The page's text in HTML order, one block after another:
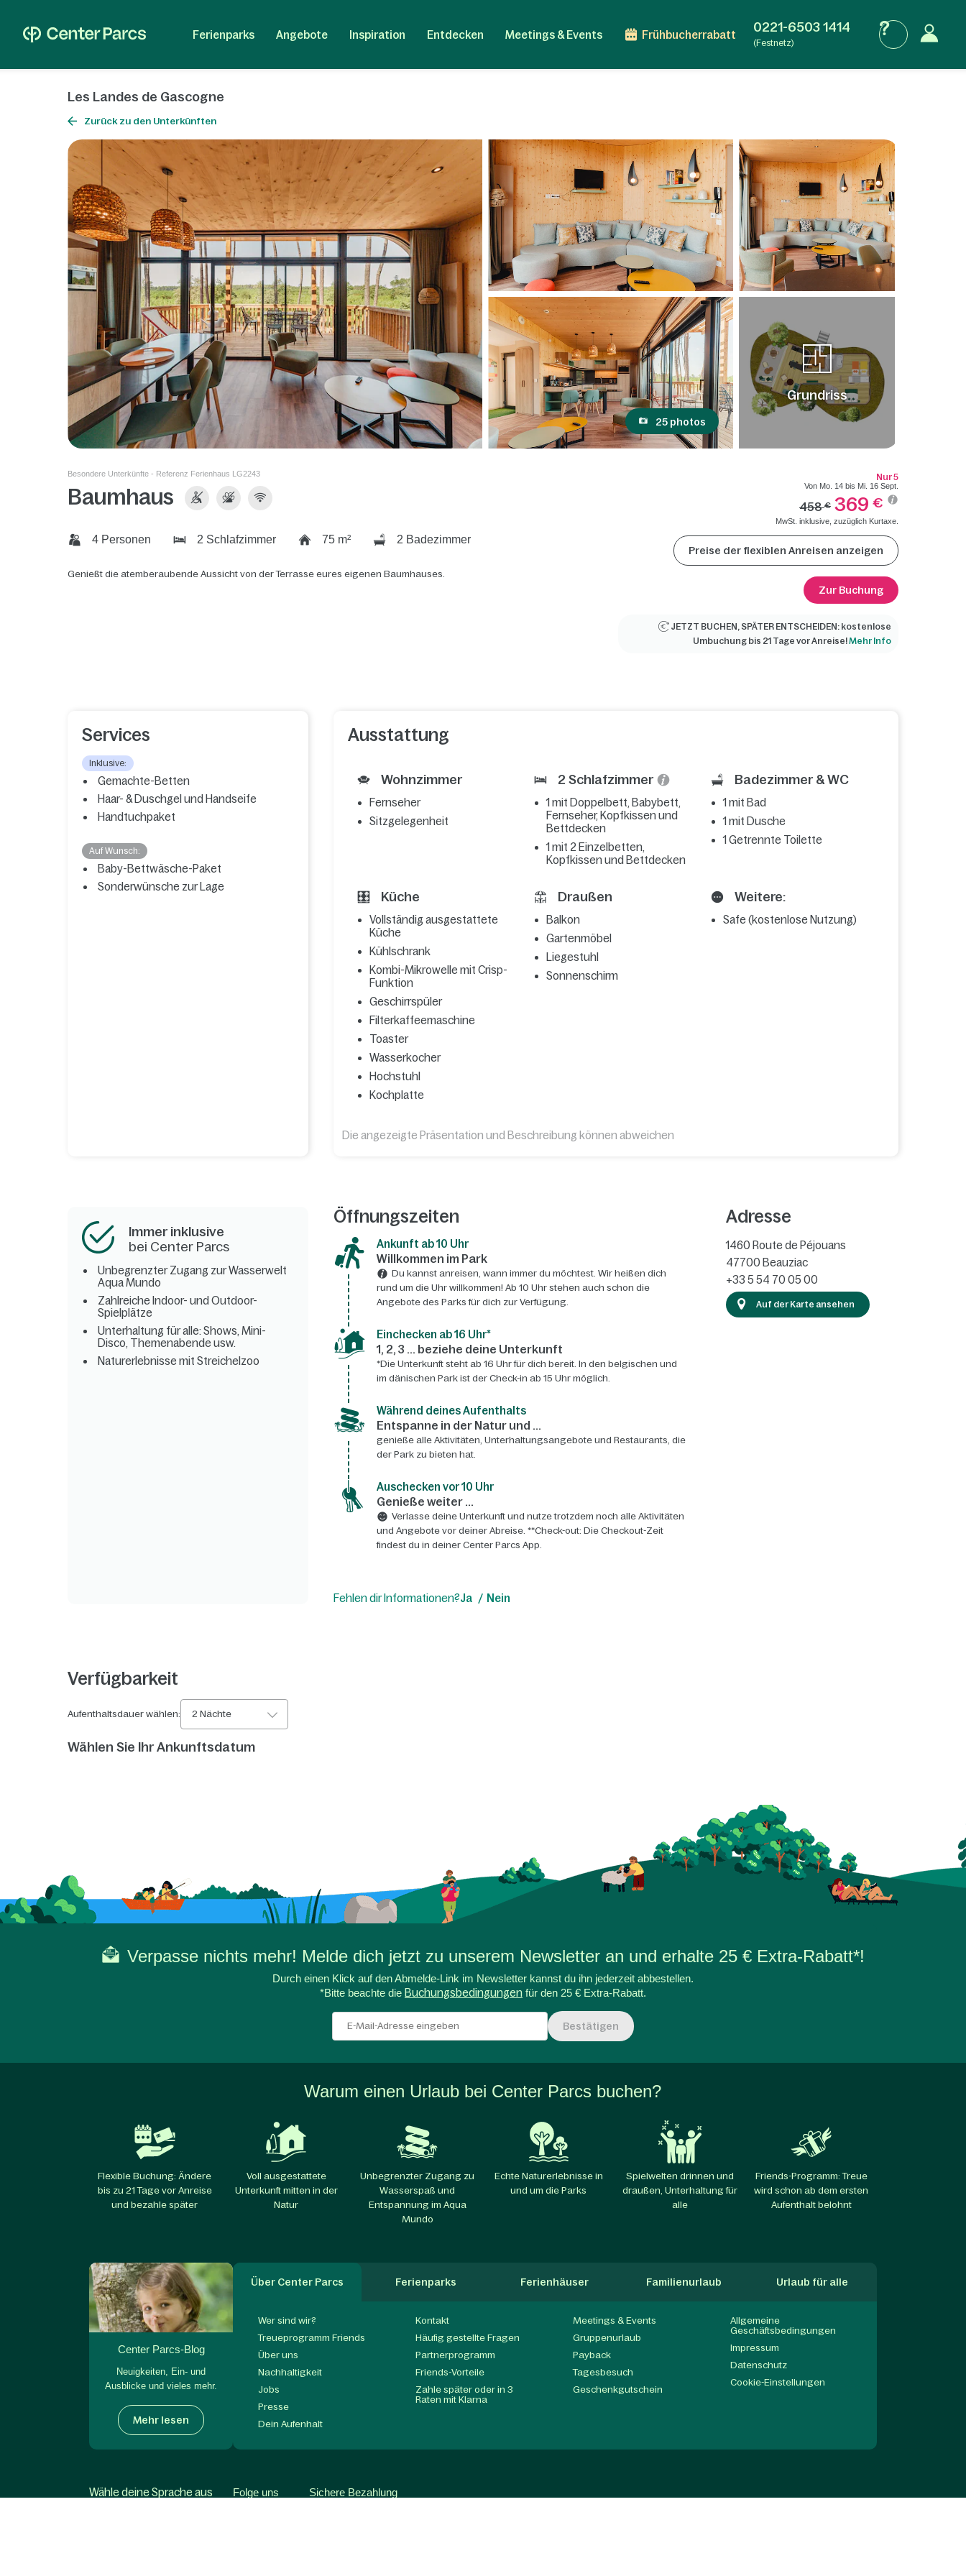
Ferienparks Angebote Inspiration Entdecken Meetings & Events Frühbucherrabatt 0221-6503 1414
(Festnetz)
Les Landes de Gascogne
Zurück zu den Unterkünften
25 photos
Grundriss
Besondere Unterkünfte - Referenz Ferienhaus LG2243
Baumhaus
4 Personen 2 Schlafzimmer 75 m² 2 Badezimmer
Genießt die atemberaubende Aussicht von der Terrasse eures eigenen Baumhauses.
Nur 5
Von Mo. 14 bis Mi. 16 Sept.
458€ 369 €
MwSt. inklusive, zuzüglich Kurtaxe.
Preise der flexiblen Anreisen anzeigen
Zur Buchung
JETZT BUCHEN, SPÄTER ENTSCHEIDEN: kostenlose
Umbuchung bis 21 Tage vor Anreise!Mehr Info
Services
Inklusive:
Gemachte-Betten
Haar- & Duschgel und Handseife
Handtuchpaket
Auf Wunsch:
Baby-Bettwäsche-Paket
Sonderwünsche zur Lage
Ausstattung
Wohnzimmer
Fernseher
Sitzgelegenheit
2 Schlafzimmer
1 mit Doppelbett, Babybett,
Fernseher, Kopfkissen und
Bettdecken
1 mit 2 Einzelbetten,
Kopfkissen und Bettdecken
Badezimmer & WC
1 mit Bad
1 mit Dusche
1 Getrennte Toilette
Küche
Vollständig ausgestattete
Küche
Kühlschrank
Kombi-Mikrowelle mit Crisp-
Funktion
Geschirrspüler
Filterkaffeemaschine
Toaster
Wasserkocher
Hochstuhl
Kochplatte
Draußen
Balkon
Gartenmöbel
Liegestuhl
Sonnenschirm
Weitere:
Safe (kostenlose Nutzung)
Die angezeigte Präsentation und Beschreibung können abweichen
Immer inklusive
bei Center Parcs
Unbegrenzter Zugang zur Wasserwelt
Aqua Mundo
Zahlreiche Indoor- und Outdoor-
Spielplätze
Unterhaltung für alle: Shows, Mini-
Disco, Themenabende usw.
Naturerlebnisse mit Streichelzoo
Öffnungszeiten
Ankunft ab 10 Uhr
Willkommen im Park
Du kannst anreisen, wann immer du möchtest. Wir heißen dich
rund um die Uhr willkommen! Ab 10 Uhr stehen auch schon die
Angebote des Parks für dich zur Verfügung.
Einchecken ab 16 Uhr*
1, 2, 3 ... beziehe deine Unterkunft
*Die Unterkunft steht ab 16 Uhr für dich bereit. In den belgischen und
im dänischen Park ist der Check-in ab 15 Uhr möglich.
Während deines Aufenthalts
Entspanne in der Natur und ...
genieße alle Aktivitäten, Unterhaltungsangebote und Restaurants, die
der Park zu bieten hat.
Auschecken vor 10 Uhr
Genieße weiter ...
Verlasse deine Unterkunft und nutze trotzdem noch alle Aktivitäten
und Angebote vor deiner Abreise. **Check-out: Die Checkout-Zeit
findest du in deiner Center Parcs App.
Adresse
1460 Route de Péjouans
47700 Beauziac
+33 5 54 70 05 00
Auf der Karte ansehen
Fehlen dir Informationen?Ja Nein
Verfügbarkeit
Aufenthaltsdauer wählen: 2 Nächte
Wählen Sie Ihr Ankunftsdatum
Verpasse nichts mehr! Melde dich jetzt zu unserem Newsletter an und erhalte 25 € Extra-Rabatt*!
Durch einen Klick auf den Abmelde-Link im Newsletter kannst du ihn jederzeit abbestellen.
*Bitte beachte die Buchungsbedingungenfür den 25 € Extra-Rabatt.
Bestätigen
Warum einen Urlaub bei Center Parcs buchen?
Flexible Buchung: Ändere
bis zu 21 Tage vor Anreise
und bezahle später
Voll ausgestattete
Unterkunft mitten in der
Natur
Unbegrenzter Zugang zu
Wasserspaß und
Entspannung im Aqua
Mundo
Echte Naturerlebnisse in
und um die Parks​
Spielwelten drinnen und
draußen, Unterhaltung für
alle​
Friends-Programm: Treue
wird schon ab dem ersten
Aufenthalt belohnt
Center Parcs-Blog
Neuigkeiten, Ein- und
Ausblicke und vieles mehr.
Mehr lesen
Über Center Parcs Ferienparks Ferienhäuser Familienurlaub Urlaub für alle
Wer sind wir?
Treueprogramm Friends
Über uns
Nachhaltigkeit
Jobs
Presse
Dein Aufenhalt
Kontakt
Häufig gestellte Fragen
Partnerprogramm
Friends-Vorteile
Zahle später oder in 3
Raten mit Klarna
Meetings & Events
Gruppenurlaub
Payback
Tagesbesuch
Geschenkgutschein
Allgemeine
Geschäftsbedingungen
Impressum
Datenschutz
Cookie-Einstellungen
Wähle deine Sprache aus Folge uns Sichere Bezahlung